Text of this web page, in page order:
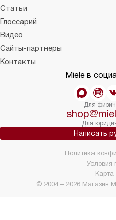
Статьи
Глоссарий
Видео
Сайты-партнеры
Контакты
Miele в
Для
Для
Написать
© 2004 – 2026 Магазин
Политика
Условия
Карта